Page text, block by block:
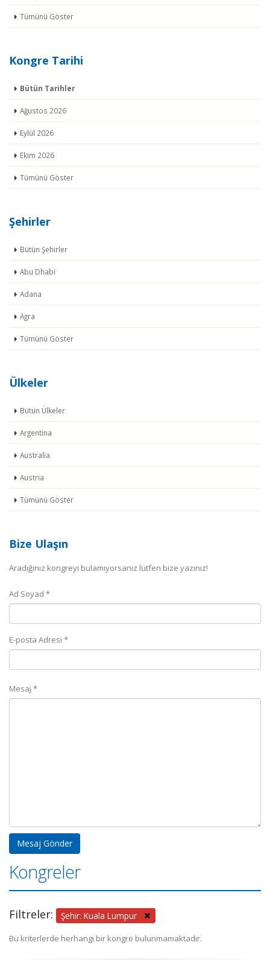
Tümünü Göster
Kongre Tarihi
Bütün Tarihler
Ağustos 2026
Eylül 2026
Ekim 2026
Tümünü Göster
Şehirler
Bütün Şehirler
Abu Dhabi
Adana
Agra
Tümünü Göster
Ülkeler
Bütün Ülkeler
Argentina
Australia
Austria
Tümünü Göster
Bize Ulaşın
Aradığınız kongreyi bulamıyorsanız lütfen bize yazınız!
Ad Soyad *
E-posta Adresi *
Mesaj *
Kongreler
Filtreler: Şehir: Kuala Lumpur
Bu kriterlerde herhangi bir kongre bulunmamaktadır.